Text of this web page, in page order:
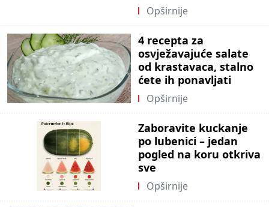
Opširnije
4 recepta za
osvježavajuće salate
od krastavaca, stalno
ćete ih ponavljati
Opširnije
Zaboravite kuckanje
po lubenici – jedan
pogled na koru otkriva
sve
Opširnije